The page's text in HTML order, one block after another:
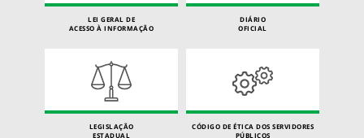
LEI GERAL DE
ACESSO À INFORMAÇÃO
DIÁRIO
OFICIAL
LEGISLAÇÃO
ESTADUAL
CÓDIGO DE ÉTICA DOS SERVIDORES
PÚBLICOS